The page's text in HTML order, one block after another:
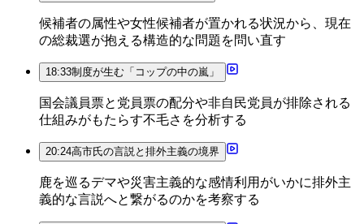
候補者の属性や女性候補者が置かれる状況から、現在
の総裁選が抱える構造的な問題を問い直す
18:33制度が生む「コップの中の嵐」
国会議員票と党員票の配分や非自民党員が排除される
仕組みがもたらす不毛さを分析する
20:24高市氏の言説と排外主義の境界
鹿を巡るデマや災害主義的な感情利用がいかに排外主
義的な言説へと繋がるのかを考察する